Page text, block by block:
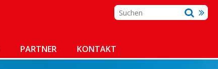
PARTNER KONTAKT